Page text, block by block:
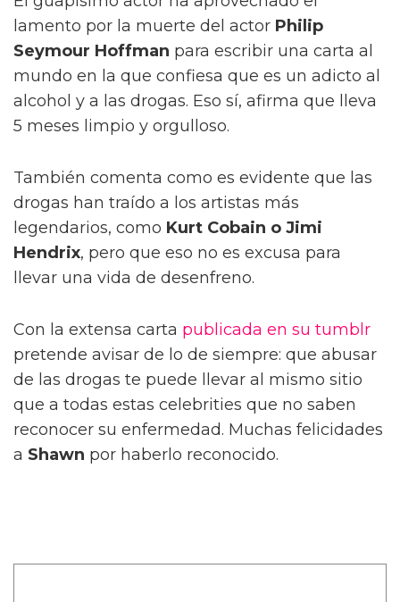
lamento por la muerte del actor Philip
Seymour Hoffman para escribir una carta al
mundo en la que confiesa que es un adicto al
alcohol y a las drogas. Eso sí, afirma que lleva
5 meses limpio y orgulloso.
También comenta como es evidente que las
drogas han traído a los artistas más
legendarios, como Kurt Cobain o Jimi
Hendrix, pero que eso no es excusa para
llevar una vida de desenfreno.
Con la extensa carta publicada en su tumblr
pretende avisar de lo de siempre: que abusar
de las drogas te puede llevar al mismo sitio
que a todas estas celebrities que no saben
reconocer su enfermedad. Muchas felicidades
a Shawn por haberlo reconocido.